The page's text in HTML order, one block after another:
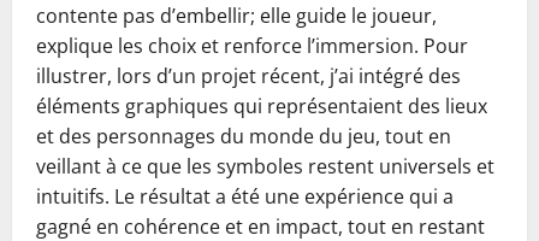
contente pas d’embellir; elle guide le joueur,
explique les choix et renforce l’immersion. Pour
illustrer, lors d’un projet récent, j’ai intégré des
éléments graphiques qui représentaient des lieux
et des personnages du monde du jeu, tout en
veillant à ce que les symboles restent universels et
intuitifs. Le résultat a été une expérience qui a
gagné en cohérence et en impact, tout en restant